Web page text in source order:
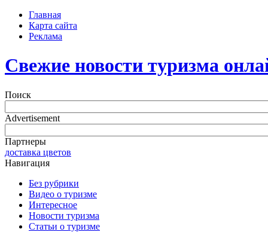
Главная
Карта сайта
Реклама
Свежие новости туризма
Поиск
Advertisement
Партнеры
доставка цветов
Навигация
Без рубрики
Видео о туризме
Интересное
Новости туризма
Статьи о туризме